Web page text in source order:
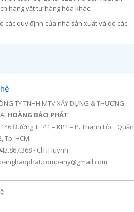
hàng vật tư hàng hóa khác.
quy định của nhà sản xuất và do các
TY TNHH MTV XÂY DỰNG & THƯƠNG
HOÀNG BẢO PHÁT
Đường TL 41 – KP1 – P. Thạnh Lộc , Quận
Tp. HCM
- Chị Huỳnh